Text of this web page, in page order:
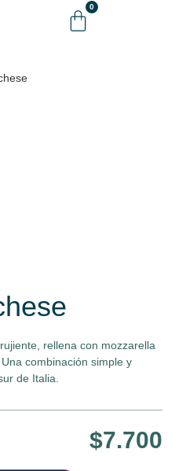
0
rellena con mozzarella
combinación simple y
de Italia.
$7.700